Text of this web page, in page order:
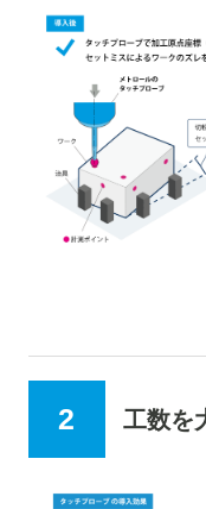
工数を